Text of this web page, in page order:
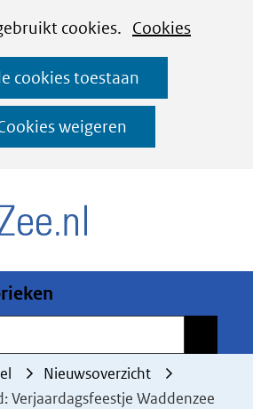
cookies. Cookies
cookies toestaan
weigeren
Ga
naar
de
inhoud
Nieuwsoverzicht
Verjaardagsfeestje Waddenzee